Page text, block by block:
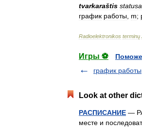
tvarkaraštis
график работы m;
Radioelektronikos terminų
Игры ⚽
график работы
Look at other
РАСПИСАНИЕ —
месте и